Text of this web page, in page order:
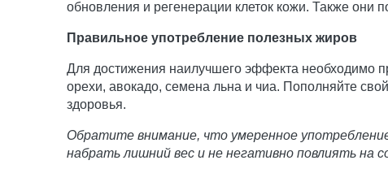
обновления и регенерации клеток кожи. Также они
Правильное употребление полезных жиров
Для достижения наилучшего эффекта необходимо
орехи, авокадо, семена льна и чиа. Пополняйте
здоровья.
Обратите внимание, что умеренное
набрать лишний вес и не негативно повлиять на